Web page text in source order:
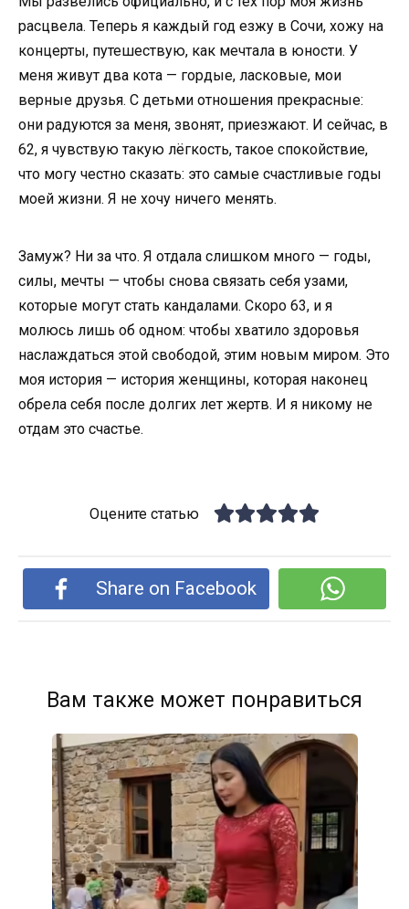
расцвела. Теперь я каждый год езжу в Сочи, хожу на
концерты, путешествую, как мечтала в юности. У
меня живут два кота — гордые, ласковые, мои
верные друзья. С детьми отношения прекрасные:
они радуются за меня, звонят, приезжают. И сейчас, в
62, я чувствую такую лёгкость, такое спокойствие,
что могу честно сказать: это самые счастливые годы
моей жизни. Я не хочу ничего менять.
Замуж? Ни за что. Я отдала слишком много — годы,
силы, мечты — чтобы снова связать себя узами,
которые могут стать кандалами. Скоро 63, и я
молюсь лишь об одном: чтобы хватило здоровья
наслаждаться этой свободой, этим новым миром. Это
моя история — история женщины, которая наконец
обрела себя после долгих лет жертв. И я никому не
отдам это счастье.
Оцените статью
Share on Facebook
Вам также может понравиться